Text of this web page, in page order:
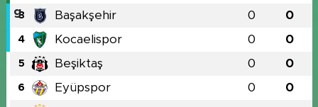
3 Başakşehir 0 0
4 Kocaelispor 0 0
5 Beşiktaş 0 0
6 Eyüpspor 0 0